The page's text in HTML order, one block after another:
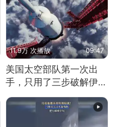
11.9万 次播放 09:47
美国太空部队第一次出
手，只用了三步破解伊朗
防空